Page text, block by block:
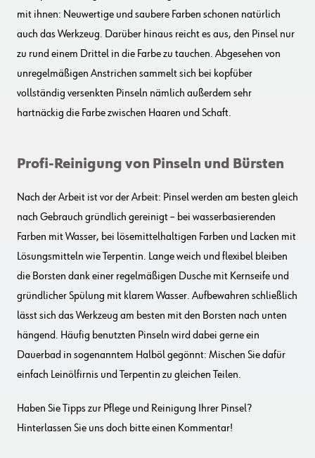
mit ihnen: Neuwertige und saubere Farben schonen natürlich
auch das Werkzeug. Darüber hinaus reicht es aus, den Pinsel nur
zu rund einem Drittel in die Farbe zu tauchen. Abgesehen von
unregelmäßigen Anstrichen sammelt sich bei kopfüber
vollständig versenkten Pinseln nämlich außerdem sehr
hartnäckig die Farbe zwischen Haaren und Schaft.
Profi-Reinigung von Pinseln und Bürsten
Nach der Arbeit ist vor der Arbeit: Pinsel werden am besten gleich
nach Gebrauch gründlich gereinigt – bei wasserbasierenden
Farben mit Wasser, bei lösemittelhaltigen Farben und Lacken mit
Lösungsmitteln wie Terpentin. Lange weich und flexibel bleiben
die Borsten dank einer regelmäßigen Dusche mit Kernseife und
gründlicher Spülung mit klarem Wasser. Aufbewahren schließlich
lässt sich das Werkzeug am besten mit den Borsten nach unten
hängend. Häufig benutzten Pinseln wird dabei gerne ein
Dauerbad in sogenanntem Halböl gegönnt: Mischen Sie dafür
einfach Leinölfirnis und Terpentin zu gleichen Teilen.
Haben Sie Tipps zur Pflege und Reinigung Ihrer Pinsel?
Hinterlassen Sie uns doch bitte einen Kommentar!